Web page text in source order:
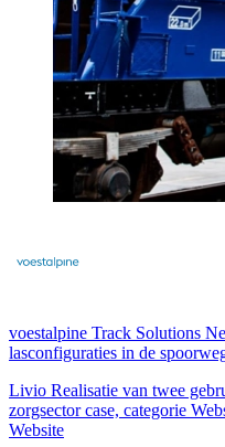
voestalpine Track Solutions
lasconfiguraties in de
Livio Realisatie van twee
zorgsector case, categorie
Website